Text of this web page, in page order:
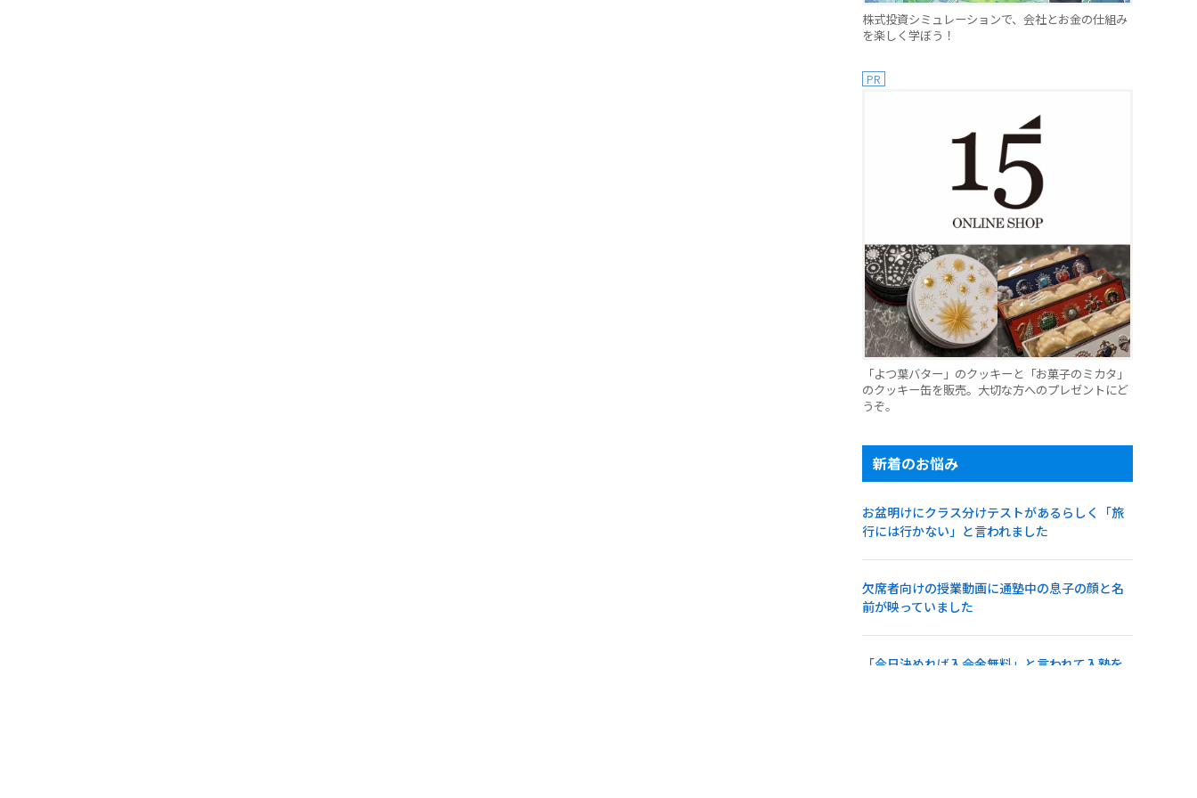
株式投資シミュレーションで、会社とお金の仕組み
を楽しく学ぼう！
PR
「よつ葉バター」のクッキーと「お菓子のミカタ」
のクッキー缶を販売。大切な方へのプレゼントにど
うぞ。
新着のお悩み
お盆明けにクラス分けテストがあるらしく「旅
行には行かない」と言われました
欠席者向けの授業動画に通塾中の息子の顔と名
前が映っていました
「今日決めれば入会金無料」と言われて入塾を